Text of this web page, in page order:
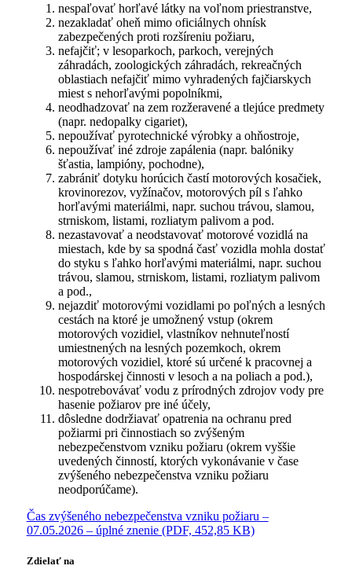
nespaľovať horľavé látky na voľnom priestranstve,
nezakladať oheň mimo oficiálnych ohnísk
zabezpečených proti rozšíreniu požiaru,
nefajčiť; v lesoparkoch, parkoch, verejných
záhradách, zoologických záhradách, rekreačných
oblastiach nefajčiť mimo vyhradených fajčiarskych
miest s nehorľavými popolníkmi,
neodhadzovať na zem rozžeravené a tlejúce predmety
(napr. nedopalky cigariet),
nepoužívať pyrotechnické výrobky a ohňostroje,
nepoužívať iné zdroje zapálenia (napr. balóniky
šťastia, lampióny, pochodne),
zabrániť dotyku horúcich častí motorových kosačiek,
krovinorezov, vyžínačov, motorových píl s ľahko
horľavými materiálmi, napr. suchou trávou, slamou,
strniskom, listami, rozliatym palivom a pod.
nezastavovať a neodstavovať motorové vozidlá na
miestach, kde by sa spodná časť vozidla mohla dostať
do styku s ľahko horľavými materiálmi, napr. suchou
trávou, slamou, strniskom, listami, rozliatym palivom
a pod.,
nejazdiť motorovými vozidlami po poľných a lesných
cestách na ktoré je umožnený vstup (okrem
motorových vozidiel, vlastníkov nehnuteľností
umiestnených na lesných pozemkoch, okrem
motorových vozidiel, ktoré sú určené k pracovnej a
hospodárskej činnosti v lesoch a na poliach a pod.),
nespotrebovávať vodu z prírodných zdrojov vody pre
hasenie požiarov pre iné účely,
dôsledne dodržiavať opatrenia na ochranu pred
požiarmi pri činnostiach so zvýšeným
nebezpečenstvom vzniku požiaru (okrem vyššie
uvedených činností, ktorých vykonávanie v čase
zvýšeného nebezpečenstva vzniku požiaru
neodporúčame).
Čas zvýšeného nebezpečenstva vzniku požiaru –
07.05.2026 – úplné znenie (PDF, 452,85 KB)
Zdielať na